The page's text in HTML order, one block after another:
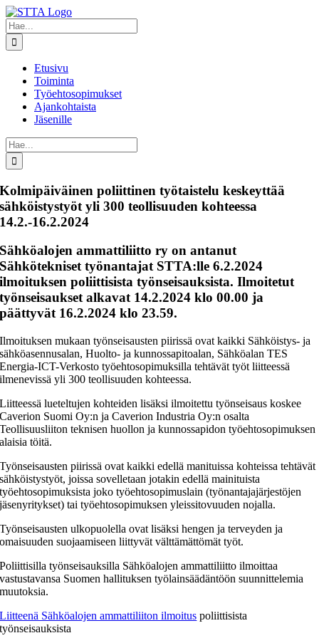
Skip
to
content
Etsi
...
Etusivu
Toiminta
Työehtosopimukset
Ajankohtaista
Jäsenille
Etsi
...
Kolmipäiväinen poliittinen työtaistelu keskeyttää
sähköistystyöt yli 300 teollisuuden kohteessa
14.2.-16.2.2024
Sähköalojen ammattiliitto ry on antanut
Sähkötekniset työnantajat STTA:lle 6.2.2024
ilmoituksen poliittisista työnseisauksista. Ilmoitetut
työnseisaukset alkavat 14.2.2024 klo 00.00 ja
päättyvät 16.2.2024 klo 23.59.
Ilmoituksen mukaan työnseisausten piirissä ovat kaikki Sähköistys- ja
sähköasennusalan, Huolto- ja kunnossapitoalan, Sähköalan TES
Energia-ICT-Verkosto työehtosopimuksilla tehtävät työt liitteessä
ilmenevissä yli 300 teollisuuden kohteessa.
Liitteessä lueteltujen kohteiden lisäksi ilmoitettu työnseisaus koskee
Caverion Suomi Oy:n ja Caverion Industria Oy:n osalta
Teollisuusliiton teknisen huollon ja kunnossapidon työehtosopimuksen
alaisia töitä.
Työnseisausten piirissä ovat kaikki edellä manituissa kohteissa tehtävät
sähköistystyöt, joissa sovelletaan jotakin edellä mainituista
työehtosopimuksista joko työehtosopimuslain (työnantajajärjestöjen
jäsenyritykset) tai työehtosopimuksen yleissitovuuden nojalla.
Työnseisausten ulkopuolella ovat lisäksi hengen ja terveyden ja
omaisuuden suojaamiseen liittyvät välttämättömät työt.
Poliittisilla työnseisauksilla Sähköalojen ammattiliitto ilmoittaa
vastustavansa Suomen hallituksen työlainsäädäntöön suunnittelemia
muutoksia.
Liitteenä Sähköalojen ammattiliiton ilmoitus poliittisista
työnseisauksista